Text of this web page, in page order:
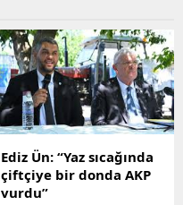
Ediz Ün: “Yaz sıcağında
çiftçiye bir donda AKP
vurdu”